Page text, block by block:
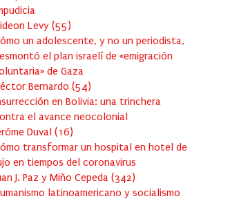
Levy (55)
un adolescente, y no un periodista,
el plan israelí de «emigración
de Gaza
Bernardo (54)
en Bolivia: una trinchera
el avance neocolonial
Duval (16)
transformar un hospital en hotel de
en tiempos del coronavirus
J. Paz y Miño Cepeda (342)
latinoamericano y socialismo